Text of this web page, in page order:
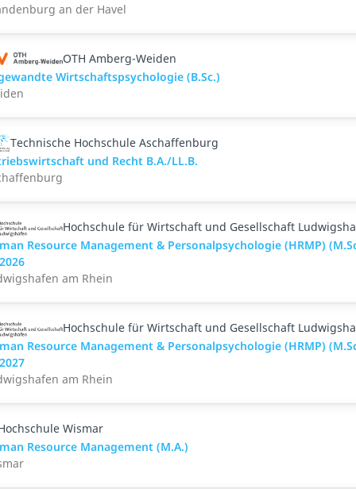
an der Havel
OTH Amberg-Weiden
Wirtschaftspsychologie (B.Sc.)
Technische Hochschule Aschaffenburg
und Recht B.A./LL.B.
Hochschule für Wirtschaft und Gesellschaft
Resource Management & Personalpsychologie (HRMP)
am Rhein
Hochschule für Wirtschaft und Gesellschaft
Resource Management & Personalpsychologie (HRMP)
am Rhein
Wismar
Resource Management (M.A.)